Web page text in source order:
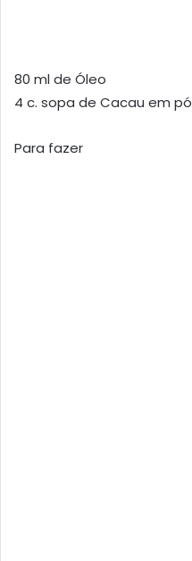
80 ml de Óleo
4 c. sopa de Cacau em pó
Para fazer